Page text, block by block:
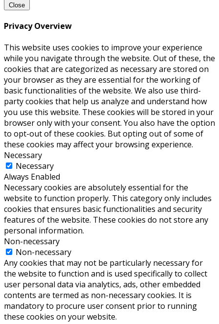
Close
Privacy Overview
This website uses cookies to improve your experience
while you navigate through the website. Out of these, the
cookies that are categorized as necessary are stored on
your browser as they are essential for the working of
basic functionalities of the website. We also use third-
party cookies that help us analyze and understand how
you use this website. These cookies will be stored in your
browser only with your consent. You also have the option
to opt-out of these cookies. But opting out of some of
these cookies may affect your browsing experience.
Necessary
Necessary
Always Enabled
Necessary cookies are absolutely essential for the
website to function properly. This category only includes
cookies that ensures basic functionalities and security
features of the website. These cookies do not store any
personal information.
Non-necessary
Non-necessary
Any cookies that may not be particularly necessary for
the website to function and is used specifically to collect
user personal data via analytics, ads, other embedded
contents are termed as non-necessary cookies. It is
mandatory to procure user consent prior to running
these cookies on your website.